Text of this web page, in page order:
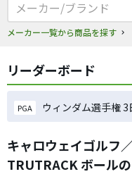
メーカー一覧から商品を探す
リーダーボード
PGA ウィンダム選手権 3
キャロウェイゴルフ
TRUTRACK ボール